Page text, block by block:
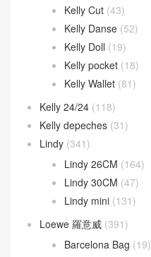
Kelly Cut (43)
Kelly Danse (52)
Kelly Doll (19)
Kelly pocket (18)
Kelly Wallet (81)
Kelly 24/24 (118)
Kelly depeches (31)
Lindy (341)
Lindy 26CM (164)
Lindy 30CM (47)
Lindy mini (131)
Loewe 羅意威 (391)
Barcelona Bag (19)